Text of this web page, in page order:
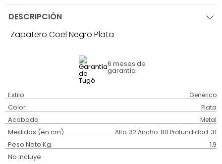
DESCRIPCIÓN
Zapatero Coel Negro Plata
6 meses de
garantía
Estilo Genérico
Color Plata
Acabado Metal
Medidas (en cm) Alto: 32 Ancho: 80 Profundidad: 31
Peso Neto Kg. 1,9
No Incluye